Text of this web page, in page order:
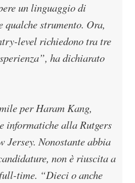
un linguaggio di
qualche strumento. Ora,
level richiedono tra tre
ha dichiarato
per Haram Kang,
informatiche alla Rutgers
Jersey. Nonostante abbia
non è riuscita a
time. “Dieci o anche